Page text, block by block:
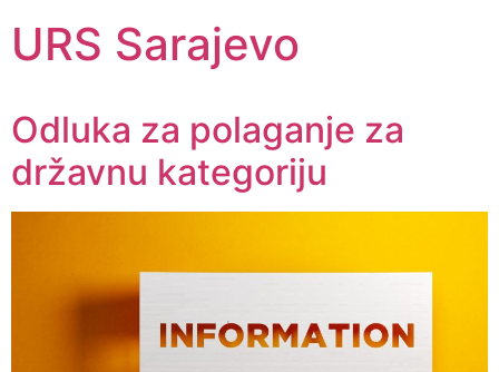
URS Sarajevo
Odluka za polaganje za
državnu kategoriju